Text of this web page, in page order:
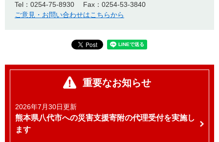
Tel：0254-75-8930
Fax：0254-53-3840
ご意見・お問い合わせはこちらから
重要なお知らせ
2026年7月30日更新
熊本県八代市への災害支援寄附の代理受付を実施し
ます